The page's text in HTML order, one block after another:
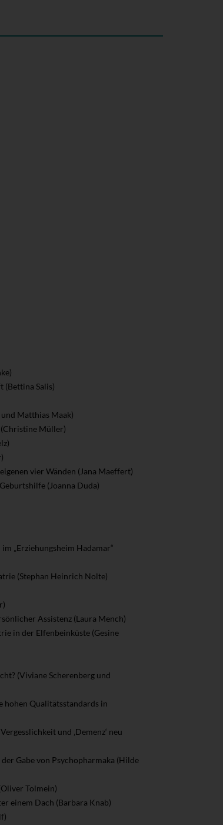
(Bettina Salis)
Matthias Maak)
Müller)
vier Wänden (Jana Maeffert)
(Joanna Duda)
„Erziehungsheim Hadamar“
(Stephan Heinrich Nolte)
Assistenz (Laura Mench)
in der Elfenbeinküste (Gesine
(Viviane Scherenberg und
hohen Qualitätsstandards in
und ‚Demenz‘ neu
Gabe von Psychopharmaka (Hilde
Tolmein)
einem Dach (Barbara Knab)